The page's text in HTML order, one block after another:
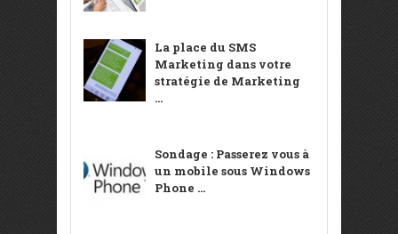
La place du SMS
Marketing dans votre
stratégie de Marketing
...
Sondage : Passerez vous à
un mobile sous Windows
Phone ...